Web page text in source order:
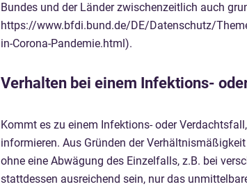
Bundes und der Länder zwischenzeitlich auch
https://www.bfdi.bund.de/DE/Datenschutz/
in-Corona-Pandemie.html).
Verhalten bei einem Infektions-
Kommt es zu einem Infektions- oder
informieren. Aus Gründen der
ohne eine Abwägung des Einzelfalls, z.B. bei
stattdessen ausreichend sein, nur das